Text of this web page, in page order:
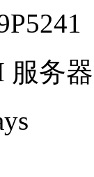
服务器